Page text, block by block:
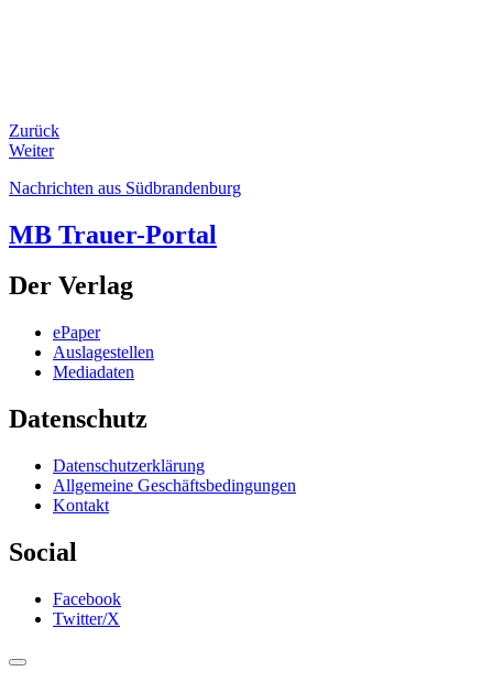
Zurück
Weiter
Nachrichten aus Südbrandenburg
MB Trauer-Portal
Der Verlag
ePaper
Auslagestellen
Mediadaten
Datenschutz
Datenschutzerklärung
Allgemeine Geschäftsbedingungen
Kontakt
Social
Facebook
Twitter/X